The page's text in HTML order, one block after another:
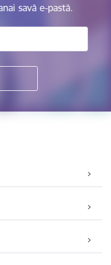
savā e-pastā.